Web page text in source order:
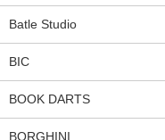
Batle Studio
BIC
BOOK DARTS
BORGHINI